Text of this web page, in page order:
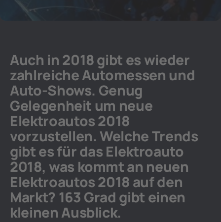
Auch in 2018 gibt es wieder
zahlreiche Automessen und
Auto-Shows. Genug
Gelegenheit um neue
Elektroautos 2018
vorzustellen. Welche Trends
gibt es für das Elektroauto
2018, was kommt an neuen
Elektroautos 2018 auf den
Markt? 163 Grad gibt einen
kleinen Ausblick.